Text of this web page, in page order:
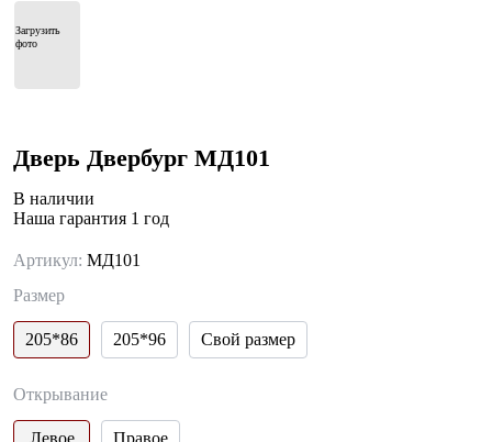
Загрузить
фото
Дверь Двербург МД101
В наличии
Наша гарантия 1 год
Артикул: МД101
Размер
205*86 205*96 Свой размер
Открывание
Левое Правое